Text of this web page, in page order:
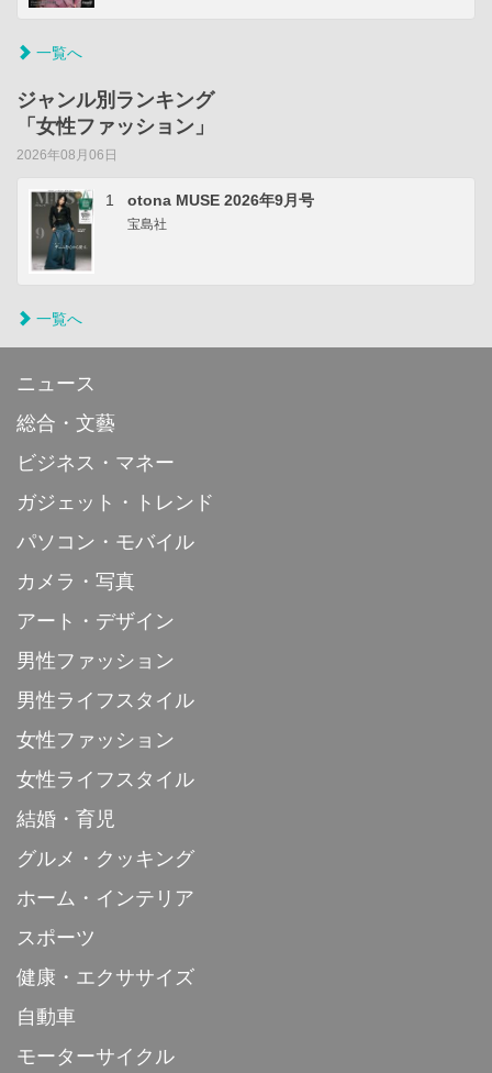
一覧へ
ジャンル別ランキング
「女性ファッション」
2026年08月06日
1 otona MUSE 2026年9月号
宝島社
一覧へ
ニュース
総合・文藝
ビジネス・マネー
ガジェット・トレンド
パソコン・モバイル
カメラ・写真
アート・デザイン
男性ファッション
男性ライフスタイル
女性ファッション
女性ライフスタイル
結婚・育児
グルメ・クッキング
ホーム・インテリア
スポーツ
健康・エクササイズ
自動車
モーターサイクル